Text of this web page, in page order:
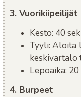
3. Vuorikiipeilijät
Kesto: 40
Tyyli: Aloita
keskivartalo
Lepoaika:
4. Burpeet